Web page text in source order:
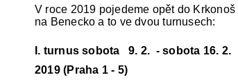
V roce 2019 pojedeme opět do Krkonoš
na Benecko a to ve dvou turnusech:
I. turnus sobota 9. 2. - sobota 16. 2.
2019 (Praha 1 - 5)